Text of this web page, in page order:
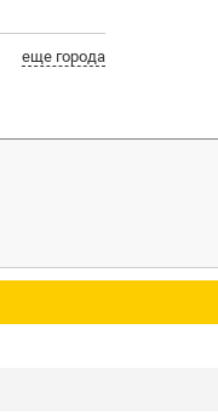
еще города